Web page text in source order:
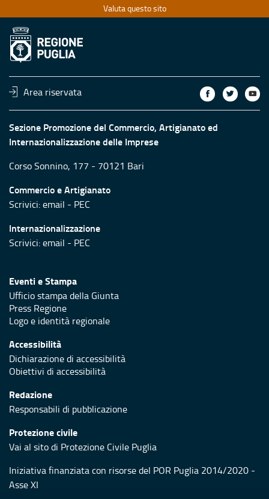
Valuta questo sito
Area riservata
Sezione Promozione del Commercio, Artigianato ed
Internazionalizzazione delle Imprese
Corso Sonnino, 177 - 70121 Bari
Commercio e Artigianato
Scrivici:email - PEC
Internazionalizzazione
Scrivici:email - PEC
Eventi e Stampa
Ufficio stampa della Giunta
Press Regione
Logo e identità regionale
Accessibilità
Dichiarazione di accessibilità
Obiettivi di accessibilità
Redazione
Responsabili di pubblicazione
Protezione civile
Vai al sito di Protezione Civile Puglia
Iniziativa finanziata con risorse del POR Puglia 2014/2020 -
Asse XI